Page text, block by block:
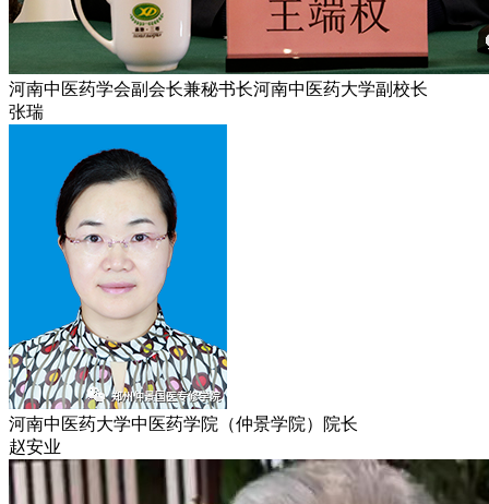
河南中医药学会副会长兼秘书长河南中医药大学副校长
张瑞
河南中医药大学中医药学院（仲景学院）院长
赵安业